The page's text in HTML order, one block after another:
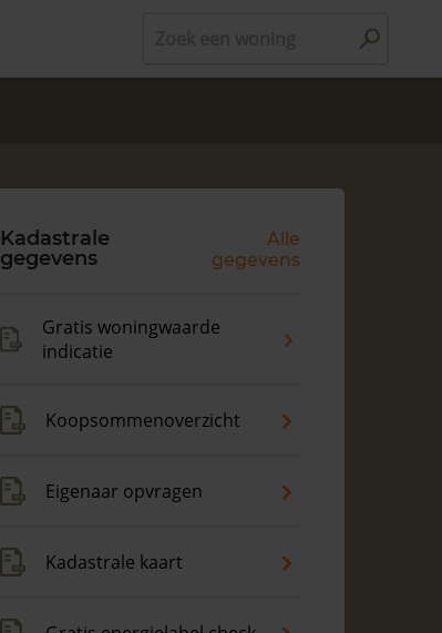
Kadastrale
gegevens
Alle
gegevens
Gratis woningwaarde
indicatie
Koopsommenoverzicht
Eigenaar opvragen
Kadastrale kaart